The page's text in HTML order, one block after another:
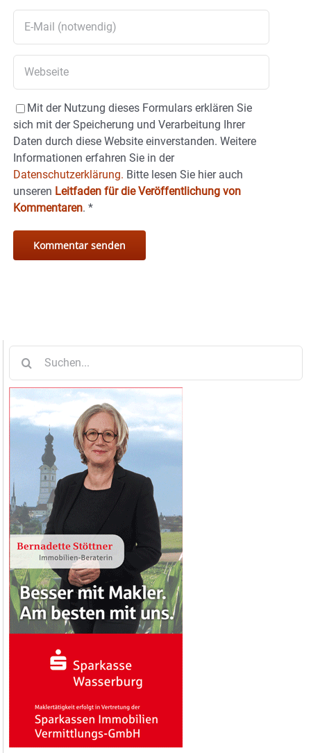
Mit der Nutzung dieses Formulars erklären Sie
sich mit der Speicherung und Verarbeitung Ihrer
Daten durch diese Website einverstanden. Weitere
Informationen erfahren Sie in der
Datenschutzerklärung. Bitte lesen Sie hier auch
unseren Leitfaden für die Veröffentlichung von
Kommentaren. *
nach: